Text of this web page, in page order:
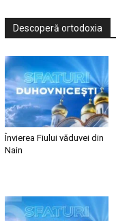
Descoperă ortodoxia
Învierea Fiului văduvei din
Nain